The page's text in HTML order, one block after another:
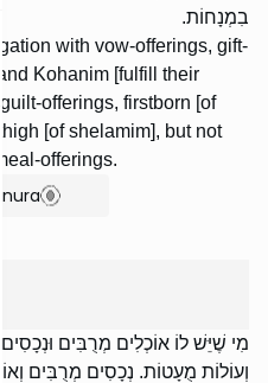
בִמְנָחוֹת.
with vow-offerings, gift-
Kohanim [fulfill their
offerings, firstborn [of
[of shelamim], but not
offerings.
מִי שֶׁיֵּשׁ לוֹ אוֹכְלִים מְרֻבִּים
וְעוֹלוֹת מֻעָטוֹת. נְכָסִים מְרֻבִּים